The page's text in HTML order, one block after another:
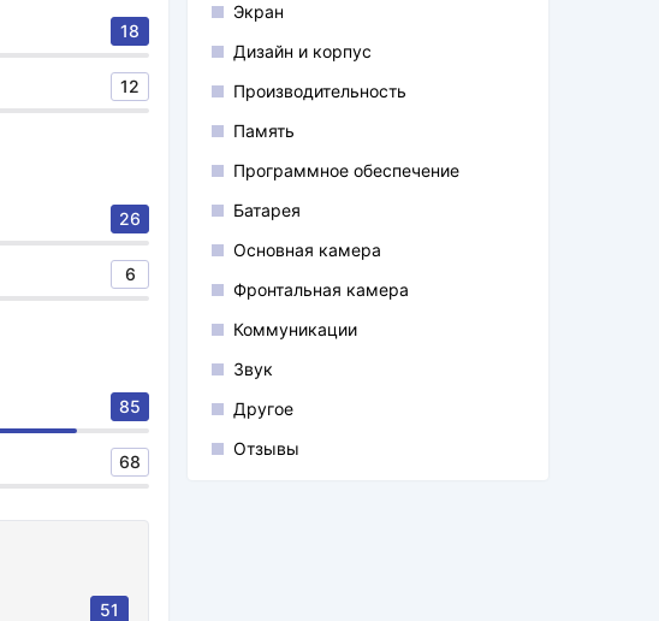
18
12
26
6
85
68
51
Экран
Дизайн и корпус
Производительность
Память
Программное обеспечение
Батарея
Основная камера
Фронтальная камера
Коммуникации
Звук
Другое
Отзывы